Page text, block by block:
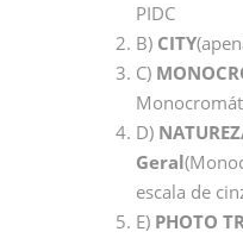
PIDC
B) CITY
C)
D)
Geral
escala de
E) PHOTO